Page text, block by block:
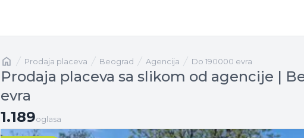
Naslovnaprodaja placeva Beograd agencija Do 190000 evra
Prodaja placeva sa slikom od agencije |
evra
1.189 oglasa
1.189oglasa